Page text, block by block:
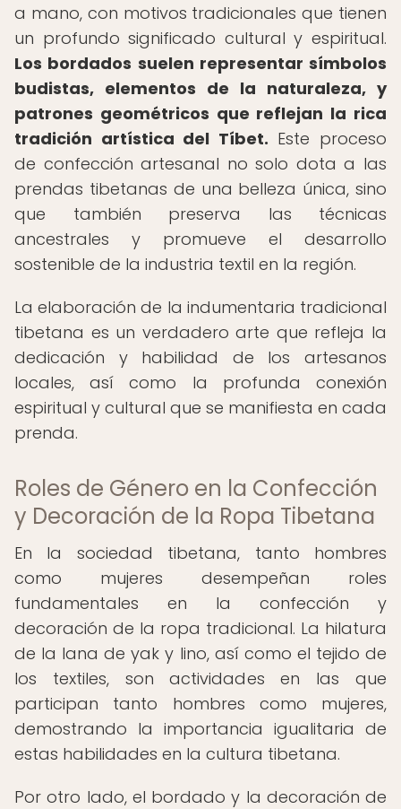
a mano, con motivos tradicionales que tienen
un profundo significado cultural y espiritual.
Los bordados suelen representar símbolos
budistas, elementos de la naturaleza, y
patrones geométricos que reflejan la rica
tradición artística del Tíbet. Este proceso
de confección artesanal no solo dota a las
prendas tibetanas de una belleza única, sino
que también preserva las técnicas
ancestrales y promueve el desarrollo
sostenible de la industria textil en la región.
La elaboración de la indumentaria tradicional
tibetana es un verdadero arte que refleja la
dedicación y habilidad de los artesanos
locales, así como la profunda conexión
espiritual y cultural que se manifiesta en cada
prenda.
Roles de Género en la Confección
y Decoración de la Ropa Tibetana
En la sociedad tibetana, tanto hombres
como mujeres desempeñan roles
fundamentales en la confección y
decoración de la ropa tradicional. La hilatura
de la lana de yak y lino, así como el tejido de
los textiles, son actividades en las que
participan tanto hombres como mujeres,
demostrando la importancia igualitaria de
estas habilidades en la cultura tibetana.
Por otro lado, el bordado y la decoración de